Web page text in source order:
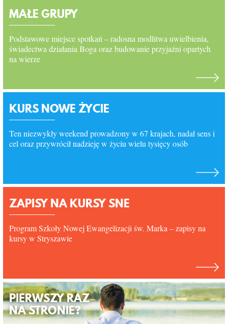
KONTAKT
MAŁE GRUPY
Podstawowe miejsce spotkań – radosna modlitwa uwielbienia,
świadectwa działania Boga oraz budowanie przyjaźni opartych
na wierze
KURS NOWE ŻYCIE
Ten niezwykły weekend prowadzony w 67 krajach, nadał sens i
cel oraz przywrócił nadzieję w życiu wielu tysięcy osób
ZAPISY NA KURSY SNE
Program Szkoły Nowej Ewangelizacji św. Marka – zapisy na
kursy w Stryszawie
PIERWSZY RAZ
NA STRONIE?